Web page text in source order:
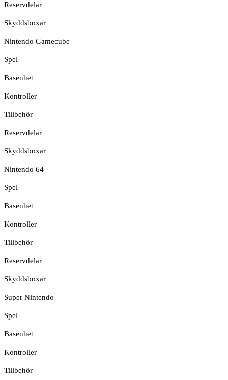
Reservdelar
Skyddsboxar
Nintendo Gamecube
Spel
Basenhet
Kontroller
Tillbehör
Reservdelar
Skyddsboxar
Nintendo 64
Spel
Basenhet
Kontroller
Tillbehör
Reservdelar
Skyddsboxar
Super Nintendo
Spel
Basenhet
Kontroller
Tillbehör